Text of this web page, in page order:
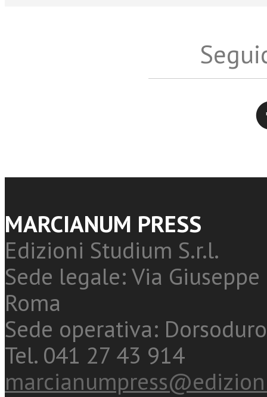
MARCIANUM PRESS
Edizioni Studium S.r.l.
Sede legale: Via
Roma
Sede operativa:
Tel. 041 27 43 914